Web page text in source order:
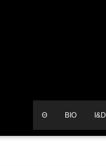
Θ BIO I&D